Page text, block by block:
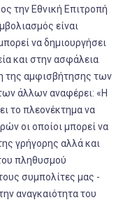
την Εθνική Επιτροπή
είναι
να δημιουργήσει
και στην ασφάλεια
της αμφισβήτησης των
άλλων αναφέρει: «Η
το πλεονέκτημα να
οι οποίοι μπορεί να
γρήγορης αλλά και
πληθυσμού
συμπολίτες μας -
αναγκαιότητα του